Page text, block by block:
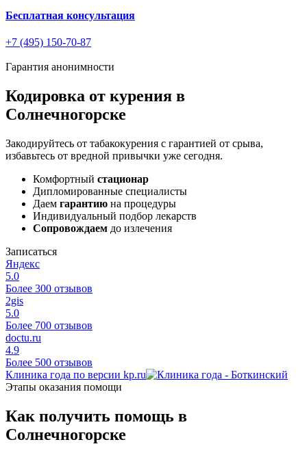
Бесплатная консультация
+7 (495) 150-70-87
Гарантия анонимности
Кодировка от курения в
Солнечногорске
Закодируйтесь от табакокурения с гарантией от срыва,
избавьтесь от вредной привычки уже сегодня.
Комфортный стационар
Дипломированные специалисты
Даем гарантию на процедуры
Индивидуальный подбор лекарств
Сопровождаем до излечения
Записаться
Яндекс
5.0
Более 300 отзывов
2gis
5.0
Более 700 отзывов
doctu.ru
4.9
Более 500 отзывов
Клиника года по версии kp.ru
Этапы оказания помощи
Как получить помощь в
Солнечногорске